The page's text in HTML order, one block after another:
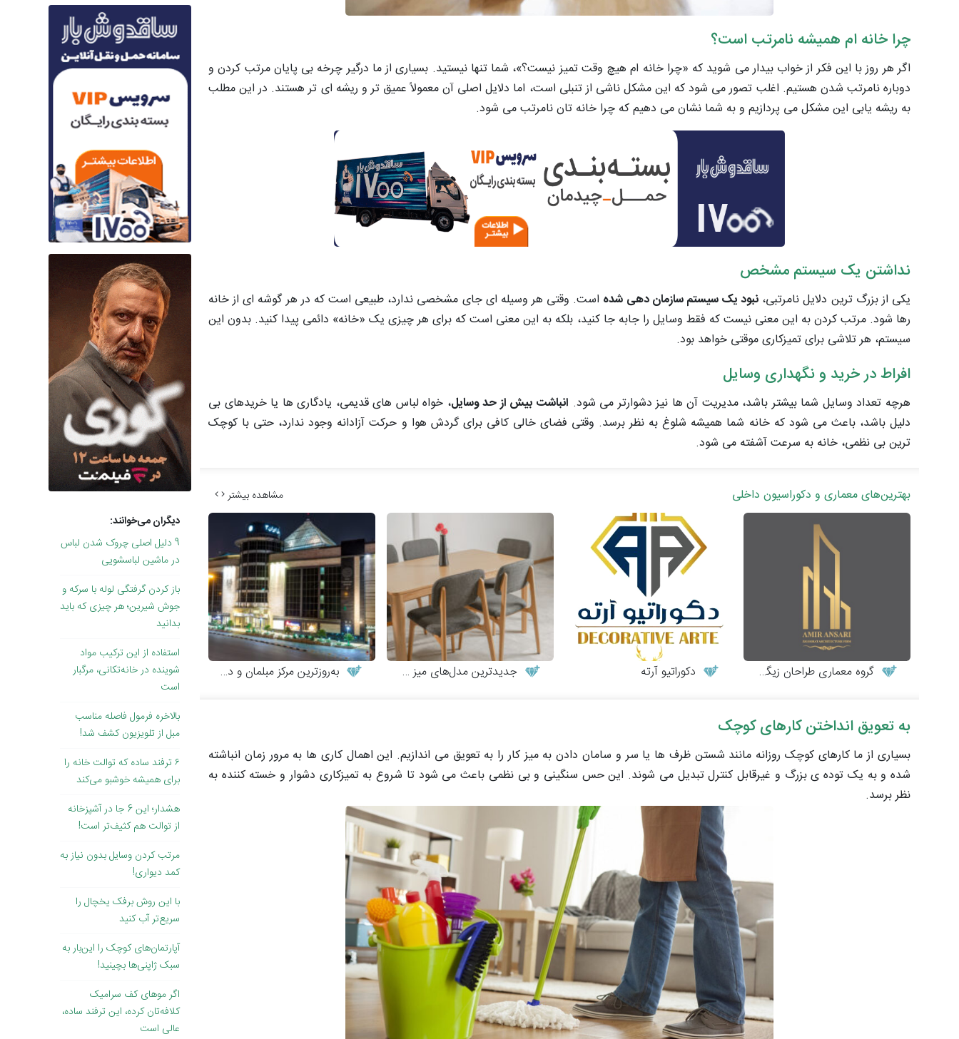
چرا خانه ام همیشه نامرتب است؟
اگر هر روز با این فکر از خواب بیدار می شوید که «چرا خانه ام هیچ وقت تمیز نیست؟»، شما تنها نیستید. بسیاری از ما درگیر چرخه بی پایان مرتب کردن و
دوباره نامرتب شدن هستیم. اغلب تصور می شود که این مشکل ناشی از تنبلی است، اما دلایل اصلی آن معمولاً عمیق تر و ریشه ای تر هستند. در این مطلب
به ریشه یابی این مشکل می پردازیم و به شما نشان می دهیم که چرا خانه تان نامرتب می شود.
نداشتن یک سیستم مشخص
یکی از بزرگ ترین دلایل نامرتبی، نبود یک سیستم سازمان دهی شده است. وقتی هر وسیله ای جای مشخصی ندارد، طبیعی است که در هر گوشه ای از خانه
رها شود. مرتب کردن به این معنی نیست که فقط وسایل را جابه جا کنید، بلکه به این معنی است که برای هر چیزی یک «خانه» دائمی پیدا کنید. بدون این
سیستم، هر تلاشی برای تمیزکاری موقتی خواهد بود.
افراط در خرید و نگهداری وسایل
هرچه تعداد وسایل شما بیشتر باشد، مدیریت آن ها نیز دشوارتر می شود. انباشت بیش از حد وسایل، خواه لباس های قدیمی، یادگاری ها یا خریدهای بی
دلیل باشد، باعث می شود که خانه شما همیشه شلوغ به نظر برسد. وقتی فضای خالی کافی برای گردش هوا و حرکت آزادانه وجود ندارد، حتی با کوچک
ترین بی نظمی، خانه به سرعت آشفته می شود.
بهترین‌های معماری و دکوراسیون داخلی مشاهده بیشتر
گروه معماری طراحان زیگورات دکوراتیو آرته جدیدترین مدل‌های میز و صندلی چوبی مدرن به‌روزترین مرکز مبلمان و دکوراسیون
به تعویق انداختن کارهای کوچک
بسیاری از ما کارهای کوچک روزانه مانند شستن ظرف ها یا سر و سامان دادن به میز کار را به تعویق می اندازیم. این اهمال کاری ها به مرور زمان انباشته
شده و به یک توده ی بزرگ و غیرقابل کنترل تبدیل می شوند. این حس سنگینی و بی نظمی باعث می شود تا شروع به تمیزکاری دشوار و خسته کننده به
نظر برسد.
دیگران می‌خوانند:
9 دلیل اصلی چروک شدن لباس
در ماشین لباسشویی
باز کردن گرفتگی لوله با سرکه و
جوش شیرین؛ هر چیزی که باید
بدانید
استفاده از این ترکیب مواد
شوینده در خانه‌تکانی، مرگبار
است
بالاخره فرمول فاصله مناسب
مبل از تلویزیون کشف شد!
۶ ترفند ساده که توالت خانه را
برای همیشه خوشبو می‌کند
هشدار؛ این 6 جا در آشپزخانه
از توالت هم کثیف‌تر است!
مرتب کردن وسایل بدون نیاز به
کمد دیواری!
با این روش برفک یخچال را
سریع‌تر آب کنید
آپارتمان‌های کوچک را این‌بار به
سبک ژاپنی‌ها بچینید!
اگر موهای کف سرامیک
کلافه‌تان کرده، این ترفند ساده،
عالی است